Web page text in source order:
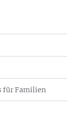
für Familien